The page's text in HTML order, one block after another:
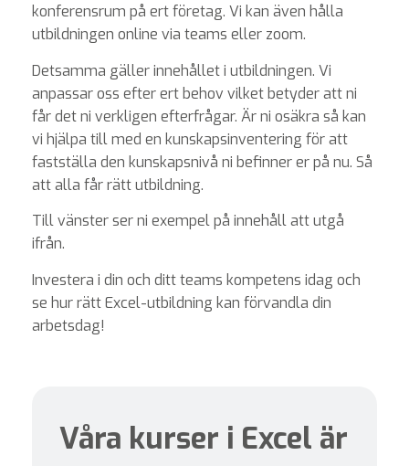
konferensrum på ert företag. Vi kan även hålla
utbildningen online via teams eller zoom.
Detsamma gäller innehållet i utbildningen. Vi
anpassar oss efter ert behov vilket betyder att ni
får det ni verkligen efterfrågar. Är ni osäkra så kan
vi hjälpa till med en kunskapsinventering för att
fastställa den kunskapsnivå ni befinner er på nu. Så
att alla får rätt utbildning.
Till vänster ser ni exempel på innehåll att utgå
ifrån.
Investera i din och ditt teams kompetens idag och
se hur rätt Excel-utbildning kan förvandla din
arbetsdag!
Våra kurser i Excel är